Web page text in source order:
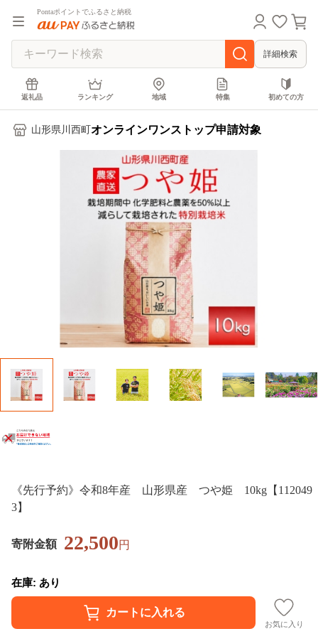
Pontaポイントでふるさと納税
詳細検索
返礼品 ランキング 地域 特集 初めての方
山形県川西町 オンラインワンストップ申請対象
《先行予約》令和8年産 山形県産 つや姫 10kg【112049
3】
寄附金額 22,500円
在庫: あり
お気に入り